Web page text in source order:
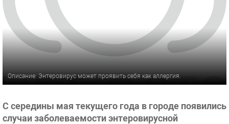
Описание: Энтеровирус может проявить себя как аллергия.
С середины мая текущего года в городе появились
случаи заболеваемости энтеровирусной